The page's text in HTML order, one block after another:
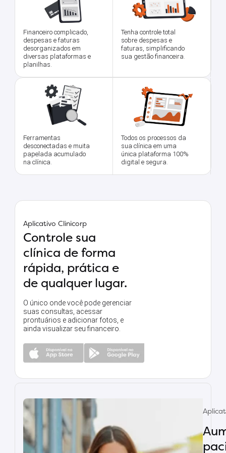
Financeiro complicado,
despesas e faturas
desorganizados em
diversas plataformas e
planilhas.
Tenha controle total
sobre despesas e
faturas, simplificando
sua gestão financeira.
Ferramentas
desconectadas e muita
papelada acumulado
na clínica.
Todos os processos da
sua clínica em uma
única plataforma 100%
digital e segura.
Aplicativo Clinicorp
Controle sua
clínica de forma
rápida, prática e
de qualquer lugar.
O único onde você pode gerenciar
suas consultas, acessar
prontuários e adicionar fotos, e
ainda visualizar seu financeiro.